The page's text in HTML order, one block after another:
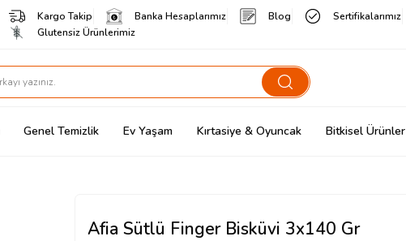
Kargo Takip Banka Hesaplarımız Blog Sertifikalarımız
Glutensiz Ürünlerimiz
Genel Temizlik Ev Yaşam Kırtasiye & Oyuncak Bitkisel Ürünler
Afia Sütlü Finger Bisküvi 3x140 Gr